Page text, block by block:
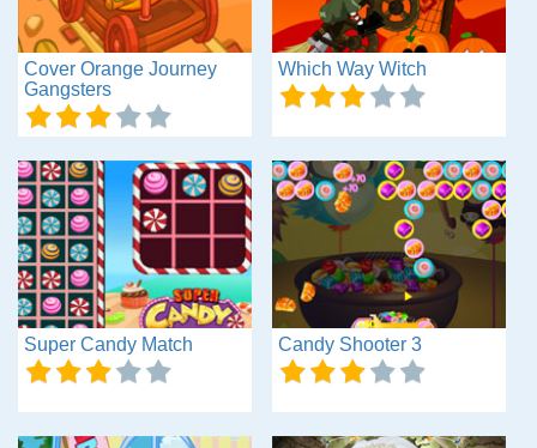
Cover Orange Journey
Gangsters
Which Way Witch
Super Candy Match Candy Shooter 3